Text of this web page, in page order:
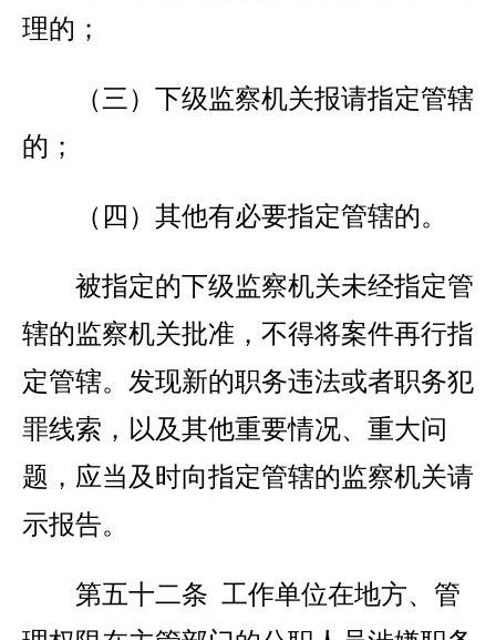
理的；
（三）下级监察机关报请指定管辖
的；
（四）其他有必要指定管辖的。
被指定的下级监察机关未经指定管
辖的监察机关批准，不得将案件再行指
定管辖。发现新的职务违法或者职务犯
罪线索，以及其他重要情况、重大问
题，应当及时向指定管辖的监察机关请
示报告。
第五十二条 工作单位在地方、管